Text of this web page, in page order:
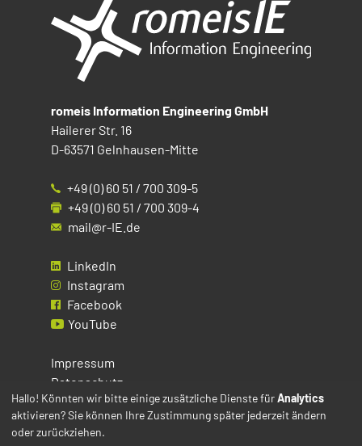
romeis Information Engineering GmbH
Hailerer Str. 16
D-63571 Gelnhausen-Mitte
+49 (0) 60 51 / 700 309-5
+49 (0) 60 51 / 700 309-4
mail@r-IE.de
LinkedIn
Instagram
Facebook
YouTube
Impressum
Datenschutz
Cookies
Hallo! Könnten wir bitte einige zusätzliche Dienste fürAnalytics
aktivieren? Sie können Ihre Zustimmung später jederzeit ändern
oder zurückziehen.